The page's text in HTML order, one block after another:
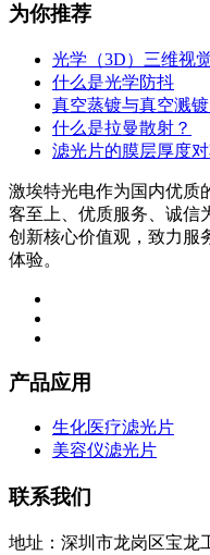
为你推荐
光学（3D）三维视
什么是光学防抖
真空蒸镀与真空溅
什么是拉曼散射？
滤光片的膜层厚度
激埃特光电作为国内优质
客至上、优质服务、诚信
创新核心价值观，致力服
体验。
产品应用
生化医疗滤光片
美容仪滤光片
联系我们
地址：深圳市龙岗区宝龙